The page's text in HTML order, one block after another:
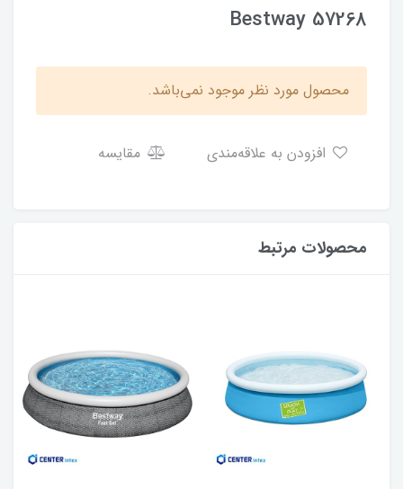
Bestway 57268
محصول مورد نظر موجود نمی‌باشد.
مقایسه
محصولات مرتبط